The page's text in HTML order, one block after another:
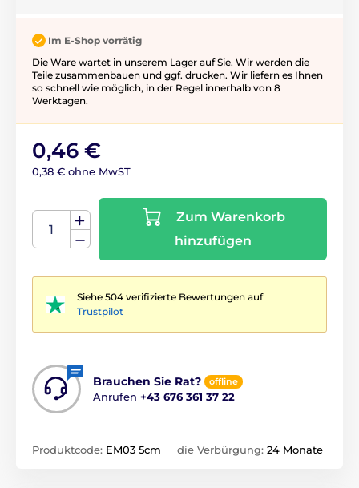
Im E-Shop vorrätig
Die Ware wartet in unserem Lager auf Sie. Wir werden die
Teile zusammenbauen und ggf. drucken. Wir liefern es Ihnen
so schnell wie möglich, in der Regel innerhalb von 8
Werktagen.
0,46 €
0,38 € ohne MwST
Zum Warenkorb
hinzufügen
Siehe 504 verifizierte Bewertungen auf
Trustpilot
Brauchen Sie Rat? offline
Anrufen +43 676 361 37 22
Produktcode: EM03 5cm die Verbürgung: 24 Monate